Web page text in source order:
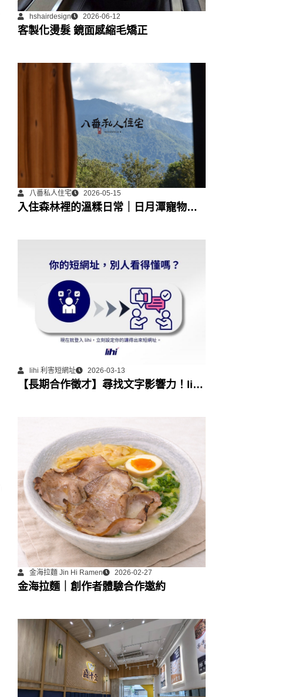
hshairdesign 2026-06-12
客製化燙髮 鏡面感縮毛矯正
八番私人住宅 2026-05-15
入住森林裡的溫糅日常｜日月潭寵物友
lihi 利害短網址 2026-03-13
【長期合作徵才】尋找文字影響力！lihi
金海拉麵 Jin Hi Ramen 2026-02-27
金海拉麵｜創作者體驗合作邀約